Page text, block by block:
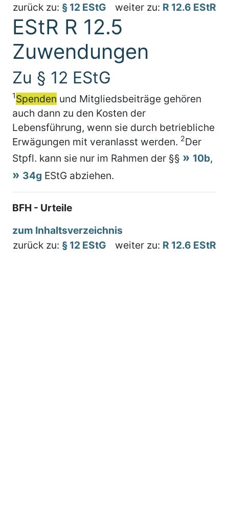
zurück zu: § 12 EStG weiter zu: R 12.6 EStR
EStR R 12.5
Zuwendungen
Zu § 12 EStG
1Spenden und Mitgliedsbeiträge gehören
auch dann zu den Kosten der
Lebensführung, wenn sie durch betriebliche
Erwägungen mit veranlasst werden. 2Der
Stpfl. kann sie nur im Rahmen der §§
10b,
34g EStG abziehen.
BFH - Urteile
zum Inhaltsverzeichnis
zurück zu: § 12 EStG weiter zu: R 12.6 EStR